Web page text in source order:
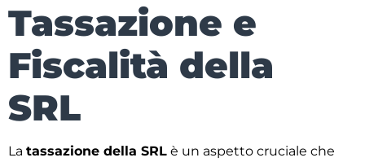
Tassazione e
Fiscalità della
SRL
La tassazione della SRL è un aspetto cruciale che